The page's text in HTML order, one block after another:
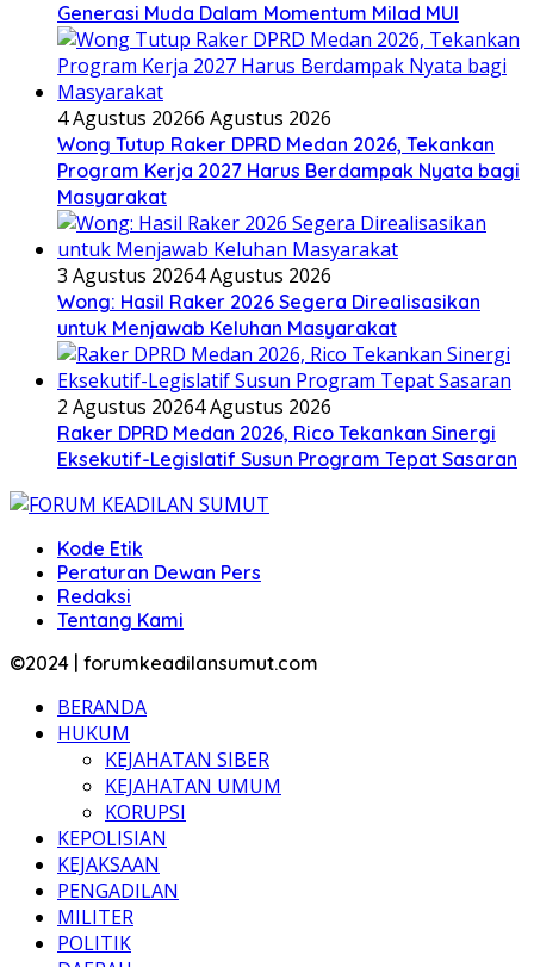
Generasi Muda Dalam Momentum Milad MUI
4 Agustus 20266 Agustus 2026
Wong Tutup Raker DPRD Medan 2026, Tekankan
Program Kerja 2027 Harus Berdampak Nyata bagi
Masyarakat
3 Agustus 20264 Agustus 2026
Wong: Hasil Raker 2026 Segera Direalisasikan
untuk Menjawab Keluhan Masyarakat
2 Agustus 20264 Agustus 2026
Raker DPRD Medan 2026, Rico Tekankan Sinergi
Eksekutif-Legislatif Susun Program Tepat Sasaran
Kode Etik
Peraturan Dewan Pers
Redaksi
Tentang Kami
©2024 | forumkeadilansumut.com
BERANDA
HUKUM
KEJAHATAN SIBER
KEJAHATAN UMUM
KORUPSI
KEPOLISIAN
KEJAKSAAN
PENGADILAN
MILITER
POLITIK